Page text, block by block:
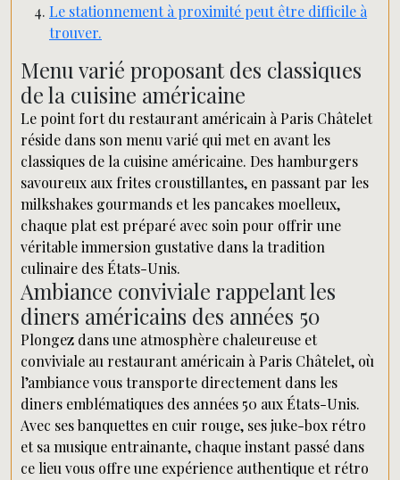
Le stationnement à proximité peut être difficile à
trouver.
Menu varié proposant des classiques
de la cuisine américaine
Le point fort du restaurant américain à Paris Châtelet
réside dans son menu varié qui met en avant les
classiques de la cuisine américaine. Des hamburgers
savoureux aux frites croustillantes, en passant par les
milkshakes gourmands et les pancakes moelleux,
chaque plat est préparé avec soin pour offrir une
véritable immersion gustative dans la tradition
culinaire des États-Unis.
Ambiance conviviale rappelant les
diners américains des années 50
Plongez dans une atmosphère chaleureuse et
conviviale au restaurant américain à Paris Châtelet, où
l’ambiance vous transporte directement dans les
diners emblématiques des années 50 aux États-Unis.
Avec ses banquettes en cuir rouge, ses juke-box rétro
et sa musique entrainante, chaque instant passé dans
ce lieu vous offre une expérience authentique et rétro